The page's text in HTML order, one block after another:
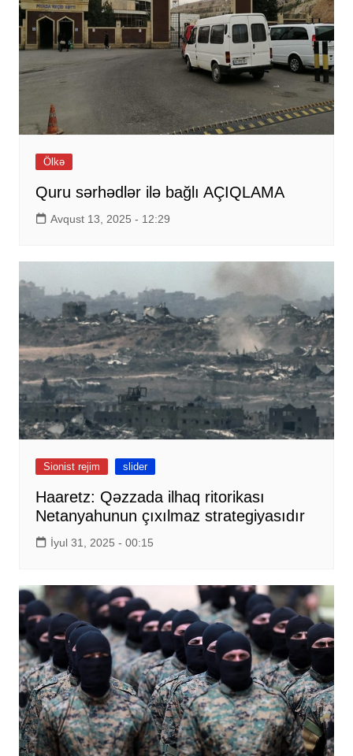
Ölkə
Quru sərhədlər ilə bağlı AÇIQLAMA
Avqust 13, 2025 - 12:29
Sionist rejim slider
Haaretz: Qəzzada ilhaq ritorikası
Netanyahunun çıxılmaz strategiyasıdır
İyul 31, 2025 - 00:15